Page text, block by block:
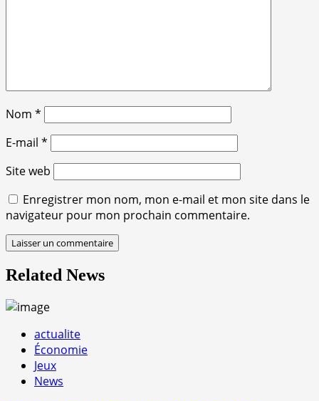
Nom *
E-mail *
Site web
Enregistrer mon nom, mon e-mail et mon site dans le
navigateur pour mon prochain commentaire.
Related News
actualite
Économie
Jeux
News